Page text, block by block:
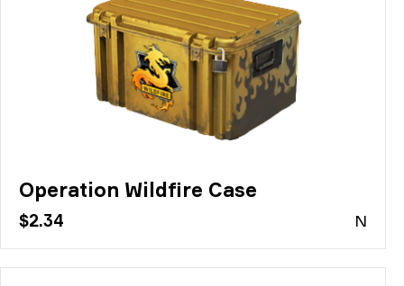
Operation Wildfire Case
$2.34 N